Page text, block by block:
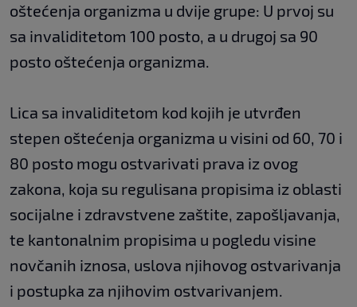
oštećenja organizma u dvije grupe: U prvoj su
sa invaliditetom 100 posto, a u drugoj sa 90
posto oštećenja organizma.
Lica sa invaliditetom kod kojih je utvrđen
stepen oštećenja organizma u visini od 60, 70 i
80 posto mogu ostvarivati prava iz ovog
zakona, koja su regulisana propisima iz oblasti
socijalne i zdravstvene zaštite, zapošljavanja,
te kantonalnim propisima u pogledu visine
novčanih iznosa, uslova njihovog ostvarivanja
i postupka za njihovim ostvarivanjem.